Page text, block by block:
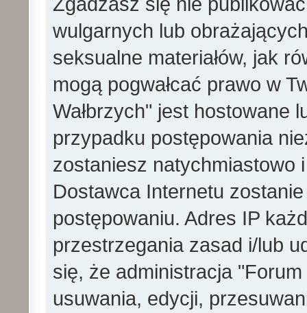
wulgarnych lub
seksualne materiałów, jak
mogą pogwałcać prawo w
Wałbrzych" jest hostowane
przypadku postępowania
zostaniesz natychmiastowo
Dostawca Internetu
postępowaniu. Adres IP
przestrzegania zasad i/lub
się, że administracja
usuwania, edycji,